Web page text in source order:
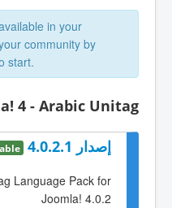
in your
community by
start.
4 - Arabic Unitag
إصدار 4.0.2.1
Language Pack for
Joomla! 4.0.2